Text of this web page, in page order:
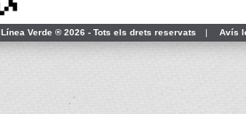
Línea Verde ® 2026 - Tots els drets reservats | Avís